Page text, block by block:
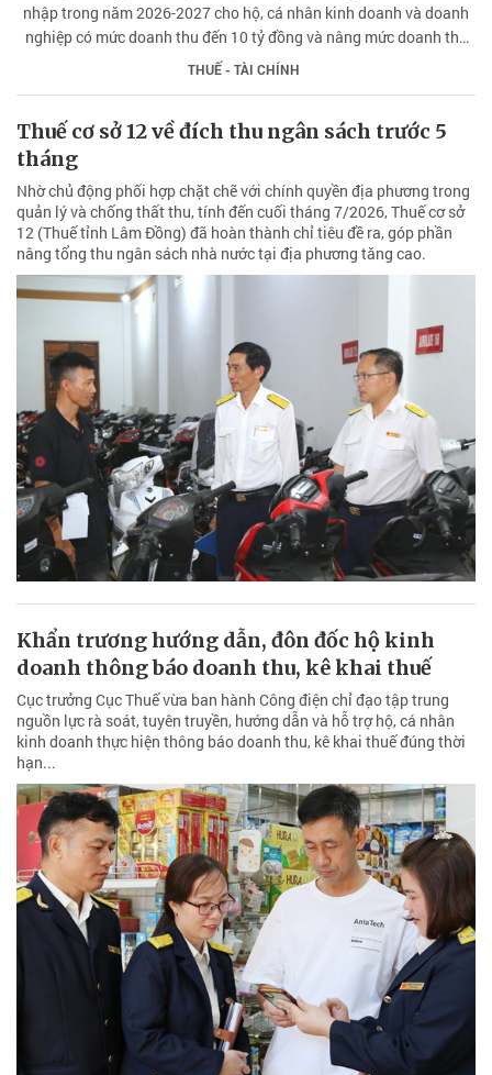
nhập trong năm 2026-2027 cho hộ, cá nhân kinh doanh và doanh
nghiệp có mức doanh thu đến 10 tỷ đồng và nâng mức doanh thu
để xác định phương pháp tính thuế đơn giản.
THUẾ - TÀI CHÍNH
Thuế cơ sở 12 về đích thu ngân sách trước 5
tháng
Nhờ chủ động phối hợp chặt chẽ với chính quyền địa phương trong
quản lý và chống thất thu, tính đến cuối tháng 7/2026, Thuế cơ sở
12 (Thuế tỉnh Lâm Đồng) đã hoàn thành chỉ tiêu đề ra, góp phần
nâng tổng thu ngân sách nhà nước tại địa phương tăng cao.
Khẩn trương hướng dẫn, đôn đốc hộ kinh
doanh thông báo doanh thu, kê khai thuế
Cục trưởng Cục Thuế vừa ban hành Công điện chỉ đạo tập trung
nguồn lực rà soát, tuyên truyền, hướng dẫn và hỗ trợ hộ, cá nhân
kinh doanh thực hiện thông báo doanh thu, kê khai thuế đúng thời
hạn...